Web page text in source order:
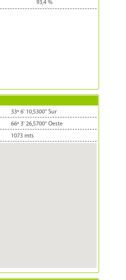
93,4 %
33º 6' 10,5300'' Sur
66º 3' 26,5700'' Oeste
1073 mts